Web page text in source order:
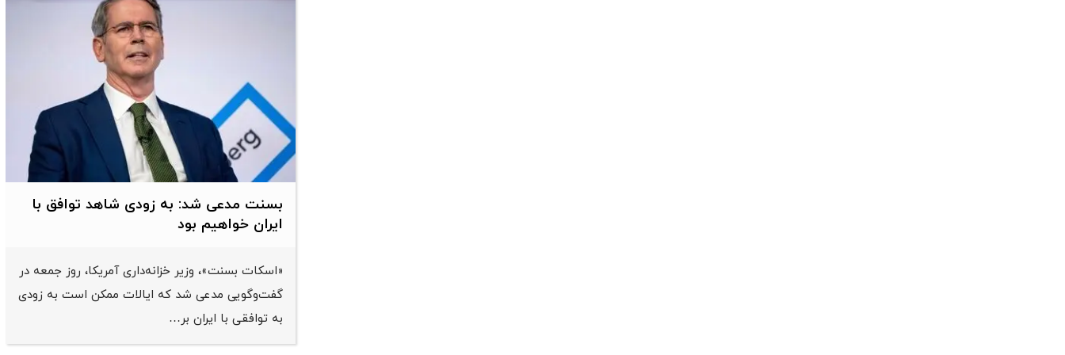
بسنت مدعی شد: به زودی شاهد توافق با
ایران خواهیم بود
«اسکات بسنت»، وزیر خزانه‌داری آمریکا، روز جمعه در
گفت‌وگویی مدعی شد که ایالات ممکن است به زودی
به توافقی با ایران بر…